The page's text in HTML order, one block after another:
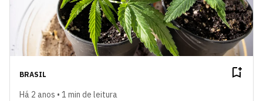
BRASIL
Há 2 anos • 1 min de leitura